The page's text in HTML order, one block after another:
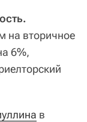
на вторичное
6%,
в